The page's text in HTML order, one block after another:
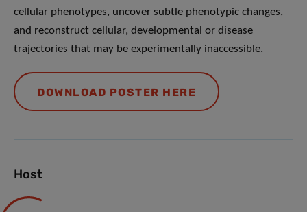
cellular phenotypes, uncover subtle phenotypic changes,
and reconstruct cellular, developmental or disease
trajectories that may be experimentally inaccessible.
DOWNLOAD POSTER HERE
Host